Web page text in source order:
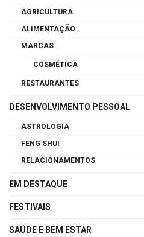
AGRICULTURA
ALIMENTAÇÃO
MARCAS
COSMÉTICA
RESTAURANTES
DESENVOLVIMENTO PESSOAL
ASTROLOGIA
FENG SHUI
RELACIONAMENTOS
EM DESTAQUE
FESTIVAIS
SAÚDE E BEM ESTAR